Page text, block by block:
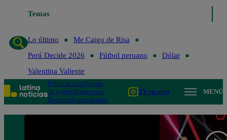
Temas
Lo último
Me Caigo de Risa
Perú Decide 2026
Fútbol peruano
Dólar
Valentina Valiente
PolíticaLimaMundo
Te ayudoTendencias
DeportesEspectáculos
TV en vivo MENÚ